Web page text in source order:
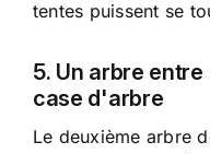
tentes puissent se
5. Un arbre
case d'arbre
Le deuxième arbre